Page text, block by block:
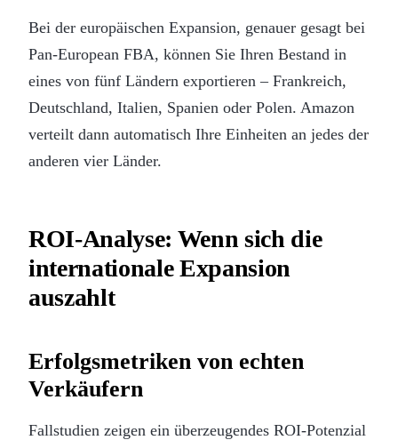
Bei der europäischen Expansion, genauer gesagt bei
Pan-European FBA, können Sie Ihren Bestand in
eines von fünf Ländern exportieren – Frankreich,
Deutschland, Italien, Spanien oder Polen. Amazon
verteilt dann automatisch Ihre Einheiten an jedes der
anderen vier Länder.
ROI-Analyse: Wenn sich die
internationale Expansion
auszahlt
Erfolgsmetriken von echten
Verkäufern
Fallstudien zeigen ein überzeugendes ROI-Potenzial